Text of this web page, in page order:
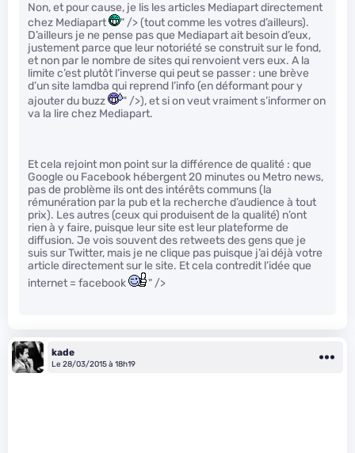
Non, et pour cause, je lis les articles Mediapart directement
chez Mediapart
" /> (tout comme les votres d’ailleurs).
D’ailleurs je ne pense pas que Mediapart ait besoin d’eux,
justement parce que leur notoriété se construit sur le fond,
et non par le nombre de sites qui renvoient vers eux. A la
limite c’est plutôt l’inverse qui peut se passer : une brève
d’un site lamdba qui reprend l’info (en déformant pour y
ajouter du buzz
" />), et si on veut vraiment s’informer on
va la lire chez Mediapart.
Et cela rejoint mon point sur la différence de qualité : que
Google ou Facebook hébergent 20 minutes ou Metro news,
pas de problème ils ont des intérêts communs (la
rémunération par la pub et la recherche d’audience à tout
prix). Les autres (ceux qui produisent de la qualité) n’ont
rien à y faire, puisque leur site est leur plateforme de
diffusion. Je vois souvent des retweets des gens que je
suis sur Twitter, mais je ne clique pas puisque j’ai déjà votre
article directement sur le site. Et cela contredit l’idée que
internet = facebook
" />
kade
Le 28/03/2015 à 18h19